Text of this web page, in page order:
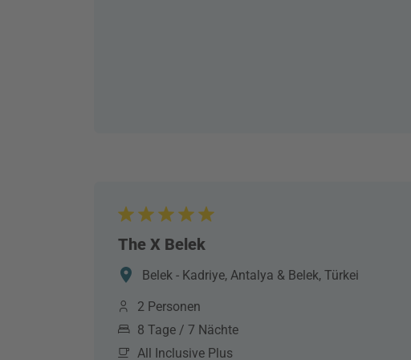
The X Belek
Belek - Kadriye, Antalya & Belek, Türkei
2 Personen
8 Tage / 7 Nächte
All Inclusive Plus